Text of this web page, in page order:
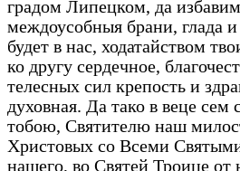
градом Липецком, да
междоусобныя брани, глада
будет в нас, ходатайством
ко другу сердечное,
телесных сил крепость и
духовная. Да тако в веце
тобою, Святителю наш
Христовых со Всеми
нашего, во Святей Троице